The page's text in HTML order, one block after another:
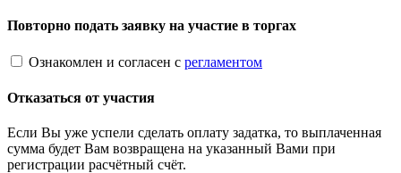
Повторно подать заявку на участие в торгах
Ознакомлен и согласен с регламентом
Отказаться от участия
Если Вы уже успели сделать оплату задатка, то выплаченная
сумма будет Вам возвращена на указанный Вами при
регистрации расчётный счёт.